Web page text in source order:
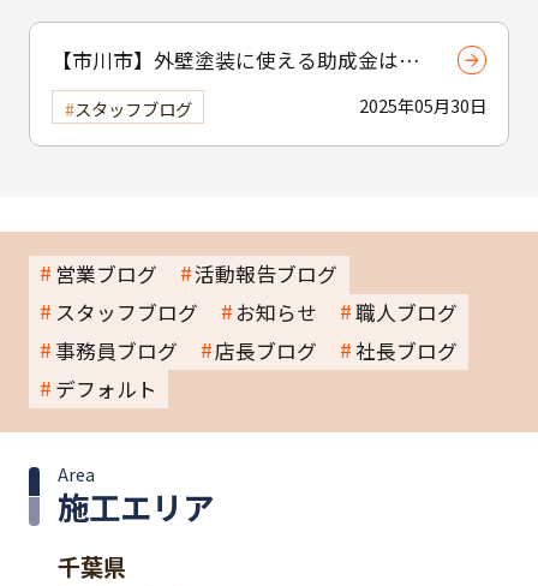
【市川市】外壁塗装に使える助成金はあ
る？ 補助制度と費用を抑えるコツを紹介2025年05月30日
スタッフブログ
営業ブログ
活動報告ブログ
スタッフブログ
お知らせ
職人ブログ
事務員ブログ
店長ブログ
社長ブログ
デフォルト
施工エリア
Area
千葉県